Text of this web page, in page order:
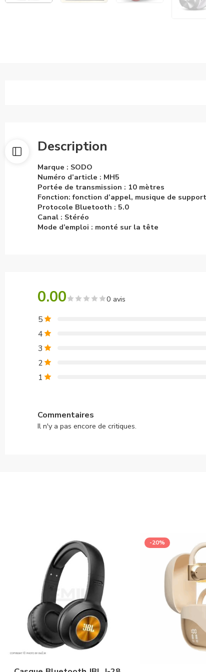
Description
Marque : SODO
Numéro d’article : MH5
Portée de transmission : 10 mètres
Fonction: fonction d’appel, musique de
Protocole Bluetooth : 5.0
Canal : Stéréo
Mode d’emploi : monté sur la tête
0.00 0 avis
5
4
3
2
1
Commentaires
Il n'y a pas encore de critiques.
-20%